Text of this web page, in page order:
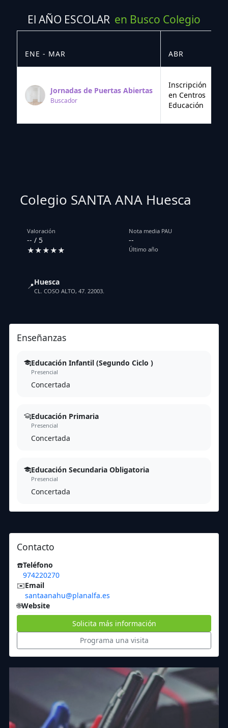
El AÑO ESCOLAR en Busco Colegio
ENE - MAR ABR
Jornadas de Puertas Abiertas
Buscador
Inscripción
en Centros
Educación
Colegio SANTA ANA Huesca
Valoración
-- / 5
★★★★★
Nota media PAU
--
Último año
📍Huesca
CL. COSO ALTO, 47. 22003.
Enseñanzas
Educación Infantil (Segundo Ciclo )
Presencial
Concertada
Educación Primaria
Presencial
Concertada
Educación Secundaria Obligatoria
Presencial
Concertada
Contacto
☎️Teléfono
974220270
✉️Email
santaanahu@planalfa.es
🌐Website
Solicita más información
Programa una visita